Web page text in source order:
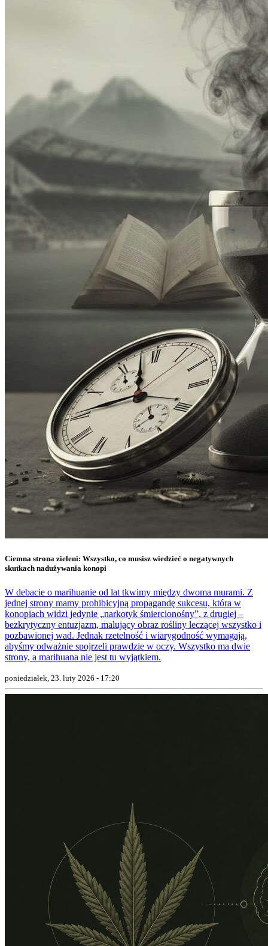
Ciemna strona zieleni: Wszystko, co musisz wiedzieć o negatywnych
skutkach nadużywania konopi
W debacie o marihuanie od lat tkwimy między dwoma murami. Z
jednej strony mamy prohibicyjną propagandę sukcesu, która w
konopiach widzi jedynie „narkotyk śmiercionośny”, z drugiej –
bezkrytyczny entuzjazm, malujący obraz rośliny leczącej wszystko i
pozbawionej wad. Jednak rzetelność i wiarygodność wymagają,
abyśmy odważnie spojrzeli prawdzie w oczy. Wszystko ma dwie
strony, a marihuana nie jest tu wyjątkiem.
poniedziałek, 23. luty 2026 - 17:20